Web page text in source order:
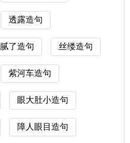
透露造句
腻了造句 丝缕造句
紫河车造句
眼大肚小造句
障人眼目造句